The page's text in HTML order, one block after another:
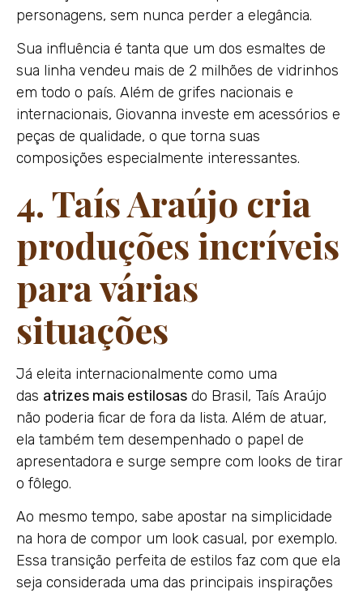
personagens, sem nunca perder a elegância.
Sua influência é tanta que um dos esmaltes de
sua linha vendeu mais de 2 milhões de vidrinhos
em todo o país. Além de grifes nacionais e
internacionais, Giovanna investe em acessórios e
peças de qualidade, o que torna suas
composições especialmente interessantes.
4. Taís Araújo cria
produções incríveis
para várias
situações
Já eleita internacionalmente como uma
das atrizes mais estilosas do Brasil, Taís Araújo
não poderia ficar de fora da lista. Além de atuar,
ela também tem desempenhado o papel de
apresentadora e surge sempre com looks de tirar
o fôlego.
Ao mesmo tempo, sabe apostar na simplicidade
na hora de compor um look casual, por exemplo.
Essa transição perfeita de estilos faz com que ela
seja considerada uma das principais inspirações